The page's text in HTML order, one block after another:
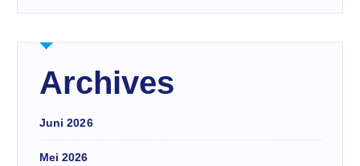
Archives
Juni 2026
Mei 2026